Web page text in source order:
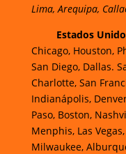
Lima, Arequipa,
Estados
Chicago, Houston,
San Diego, Dallas.
Charlotte, San
Indianápolis,
Paso, Boston,
Menphis, Las
Milwaukee,